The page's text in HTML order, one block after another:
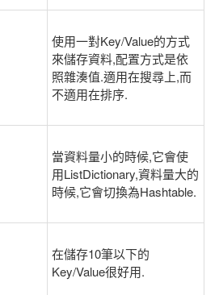
使用一對Key/Value的方式
來儲存資料,配置方式是依
照雜湊值.適用在搜尋上,而
不適用在排序.
當資料量小的時候,它會使
用ListDictionary,資料量大的
時候,它會切換為Hashtable.
在儲存10筆以下的
Key/Value很好用.